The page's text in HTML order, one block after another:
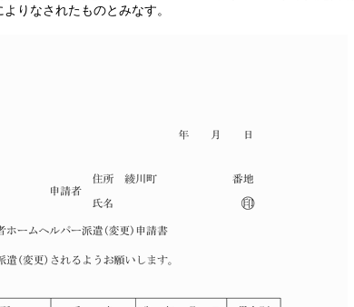
りなされたものとみなす。